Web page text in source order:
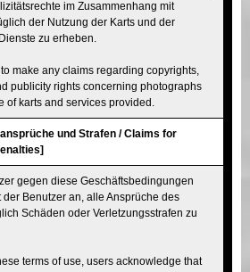
im Zusammenhang mit
der Nutzung der Karts und der
zu erheben.
make any claims regarding copyrights,
publicity rights concerning photographs
of karts and services provided.
und Strafen / Claims for
gegen diese Geschäftsbedingungen
der Benutzer an, alle Ansprüche des
Schäden oder Verletzungsstrafen zu
terms of use, users acknowledge that